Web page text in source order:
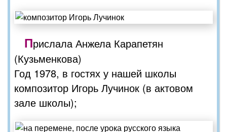
Прислала Анжела Карапетян
(Кузьменкова)
Год 1978, в гостях у нашей школы
композитор Игорь Лучинок (в актовом
зале школы);